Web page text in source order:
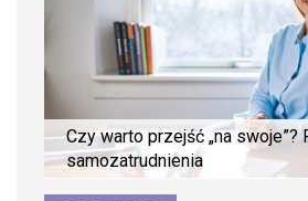
Czy warto przejść „na swoje”?
samozatrudnienia